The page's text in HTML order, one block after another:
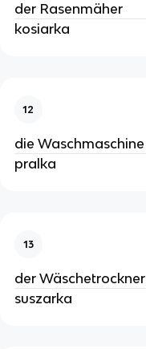
der Rasenmäher
kosiarka
12
die Waschmaschine
pralka
13
der Wäschetrockner
suszarka